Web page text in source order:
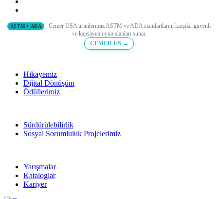
ASTM • ADA Cemer USA ürünlerimiz ASTM ve ADA standartlarını karşılar;güvenli
ve kapsayıcı oyun alanları sunar.
CEMER US →
Hikayemiz
Dijital Dönüşüm
Ödüllerimiz
Sürdürülebilirlik
Sosyal Sorumluluk Projelerimiz
Yarışmalar
Kataloglar
Kariyer